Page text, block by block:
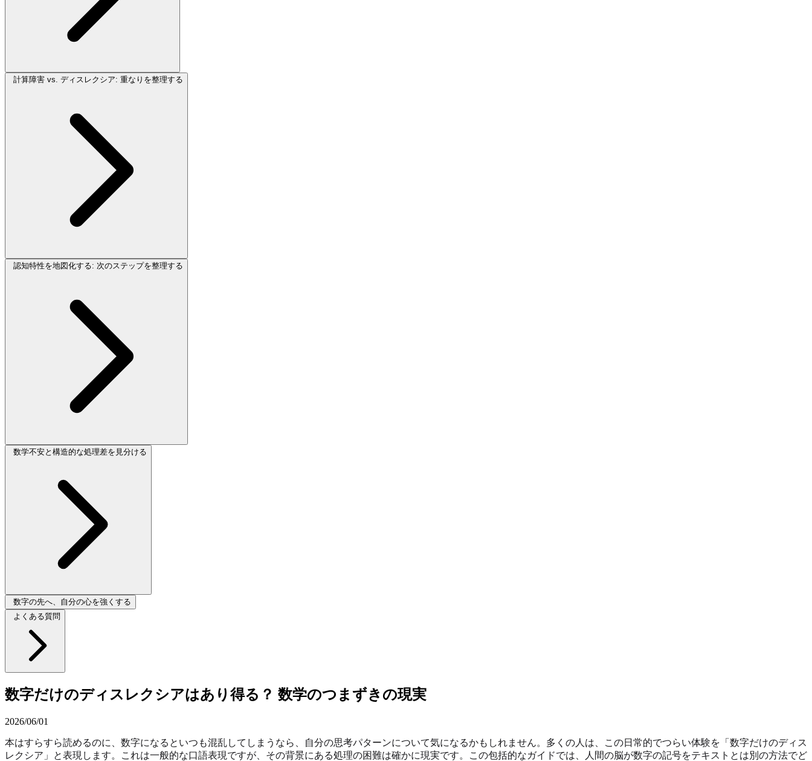
計算障害 vs. ディスレクシア: 重なりを整理する
認知特性を地図化する: 次のステップを整理する
数学不安と構造的な処理差を見分ける
数字の先へ、自分の心を強くする
よくある質問
数字だけのディスレクシアはあり得る？ 数学のつまずきの現実
2026/06/01
本はすらすら読めるのに、数字になるといつも混乱してしまうなら、自分の思考パターンについて気になるかもしれません。多くの人は、この日常的でつらい体験を「数字だけのディス
レクシア」と表現します。これは一般的な口語表現ですが、その背景にある処理の困難は確かに現実です。この包括的なガイドでは、人間の脳が数字の記号をテキストとは別の方法でど